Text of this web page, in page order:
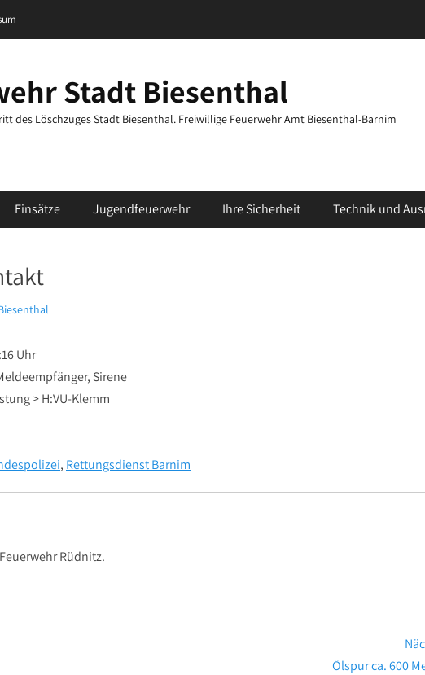
Stadt Biesenthal
des Löschzuges Stadt Biesenthal. Freiwillige Feuerwehr Amt Biesenthal-Barnim
Einsätze Jugendfeuerwehr Ihre Sicherheit Technik und
Uhr
Sirene
> H:VU-Klemm
, Rettungsdienst Barnim
Rüdnitz.
Ölspur ca. 600